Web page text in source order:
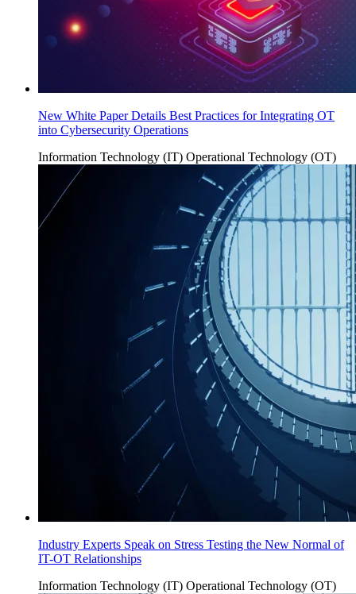
New White Paper Details Best Practices for Integrating OT
into Cybersecurity Operations
Information Technology (IT) Operational Technology (OT)
Industry Experts Speak on Stress Testing the New Normal of
IT-OT Relationships
Information Technology (IT) Operational Technology (OT)